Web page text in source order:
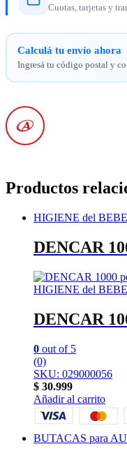
Cuotas, tarjetas y
Calculá tu envío ahora
Ingresá tu código postal y
Productos
HIGIENE del BEBE
DENCAR
HIGIENE del BEBE
DENCAR
0 out of 5
(0)
SKU: 029000056
$ 30.999
Añadir al carrito
BUTACAS para